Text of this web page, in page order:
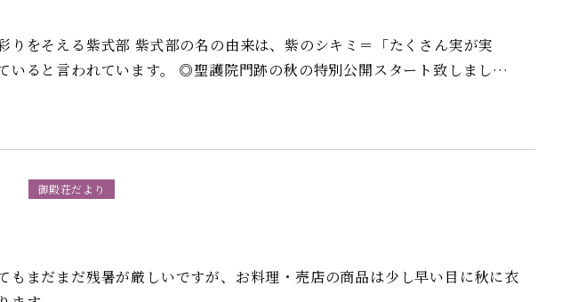
部の名の由来は、紫のシキミ＝「たくさん実が実
います。 ◎聖護院門跡の秋の特別公開スタート致しまし
御殿荘だより
もまだまだ残暑が厳しいですが、お料理・売店の商品は少し早い目に秋に衣